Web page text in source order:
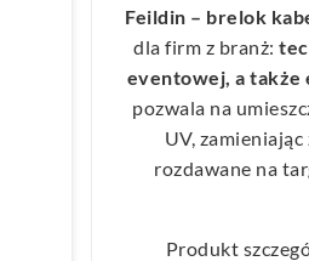
Feildin – brelok
dla firm z branż:
eventowej, a
pozwala na
UV,
rozdawane na
Produkt